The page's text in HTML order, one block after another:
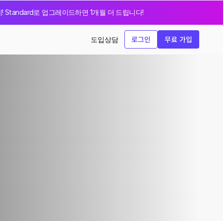
Standard로 업그레이드하면 1개월 더 드립니다!
도입상담 로그인 무료 가입